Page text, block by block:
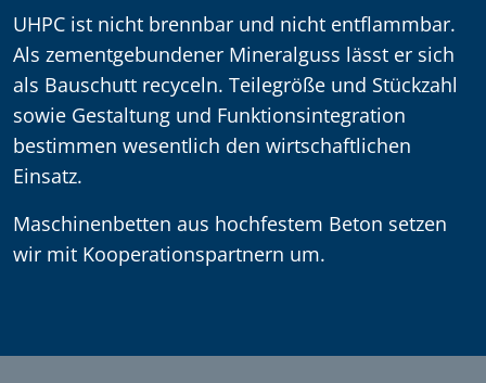
UHPC ist nicht brennbar und nicht entflammbar.
Als zementgebundener Mineralguss lässt er sich
als Bauschutt recyceln. Teilegröße und Stückzahl
sowie Gestaltung und Funktionsintegration
bestimmen wesentlich den wirtschaftlichen
Einsatz.
Maschinenbetten aus hochfestem Beton setzen
wir mit Kooperationspartnern um.